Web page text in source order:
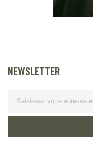
NEWSLETTER